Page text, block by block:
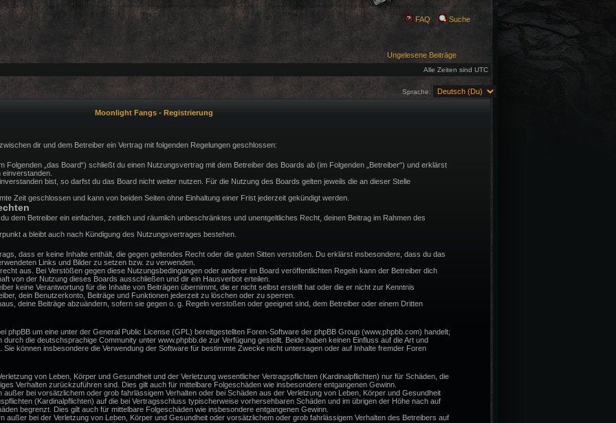
FAQ Suche
Ungelesene Beiträge
Alle Zeiten sind UTC
Sprache:
Moonlight Fangs - Registrierung
dir und dem Betreiber ein Vertrag mit folgenden Regelungen geschlossen:
Folgenden „das Board“) schließt du einen Nutzungsvertrag mit dem Betreiber des Boards ab (im Folgenden „Betreiber“) und erklärst
bist, so darfst du das Board nicht weiter nutzen. Für die Nutzung des Boards gelten jeweils die an dieser Stelle
Zeit geschlossen und kann von beiden Seiten ohne Einhaltung einer Frist jederzeit gekündigt werden.
dem Betreiber ein einfaches, zeitlich und räumlich unbeschränktes und unentgeltliches Recht, deinen Beitrag im Rahmen des
a bleibt auch nach Kündigung des Nutzungsvertrages bestehen.
dass er keine Inhalte enthält, die gegen geltendes Recht oder die guten Sitten verstoßen. Du erklärst insbesondere, dass du das
Links und Bilder zu setzen bzw. zu verwenden.
aus. Bei Verstößen gegen diese Nutzungsbedingungen oder anderer im Board veröffentlichten Regeln kann der Betreiber dich
von der Nutzung dieses Boards ausschließen und dir ein Hausverbot erteilen.
keine Verantwortung für die Inhalte von Beiträgen übernimmt, die er nicht selbst erstellt hat oder die er nicht zur Kenntnis
dein Benutzerkonto, Beiträge und Funktionen jederzeit zu löschen oder zu sperren.
deine Beiträge abzuändern, sofern sie gegen o. g. Regeln verstoßen oder geeignet sind, dem Betreiber oder einem Dritten
phpBB um eine unter der General Public License (GPL) bereitgestellten Foren-Software der phpBB Group (www.phpbb.com) handelt;
die deutschsprachige Community unter www.phpbb.de zur Verfügung gestellt. Beide haben keinen Einfluss auf die Art und
Sie können insbesondere die Verwendung der Software für bestimmte Zwecke nicht untersagen oder auf Inhalte fremder Foren
von Leben, Körper und Gesundheit und der Verletzung wesentlicher Vertragspflichten (Kardinalpflichten) nur für Schäden, die
Verhalten zurückzuführen sind. Dies gilt auch für mittelbare Folgeschäden wie insbesondere entgangenen Gewinn.
außer bei vorsätzlichem oder grob fahrlässigem Verhalten oder bei Schäden aus der Verletzung von Leben, Körper und Gesundheit
(Kardinalpflichten) auf die bei Vertragsschluss typischerweise vorhersehbaren Schäden und im übrigen der Höhe nach auf
begrenzt. Dies gilt auch für mittelbare Folgeschäden wie insbesondere entgangenen Gewinn.
außer bei der Verletzung von Leben, Körper und Gesundheit oder vorsätzlichem oder grob fahrlässigem Verhalten des Betreibers auf